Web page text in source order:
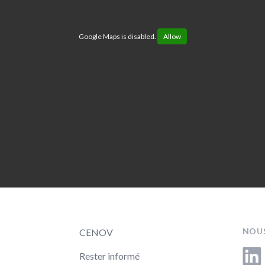
Google Maps is disabled. Allow
CENOV
Rester informé